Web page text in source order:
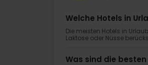
Welche Hotels in
Die meisten Hotels in
Laktose oder Nüsse
Was sind die